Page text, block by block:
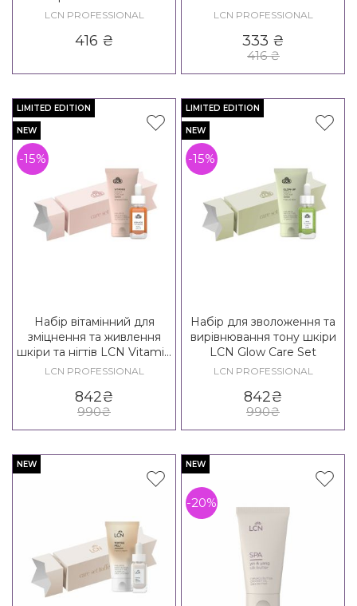
LCN PROFESSIONAL
416 ₴
LCN PROFESSIONAL
333 ₴
416₴
LIMITED EDITION
NEW
-15%
Набір вітамінний для
зміцнення та живлення
шкіри та нігтів LCN Vitamin
Set
LCN PROFESSIONAL
842₴
990₴
LIMITED EDITION
NEW
-15%
Набір для зволоження та
вирівнювання тону шкіри
LCN Glow Care Set
LCN PROFESSIONAL
842₴
990₴
NEW NEW
-20%